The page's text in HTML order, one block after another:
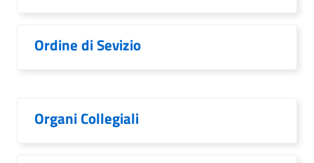
Ordine di Sevizio
Organi Collegiali